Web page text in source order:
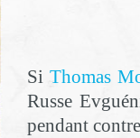
Si Thomas
Russe
pendant